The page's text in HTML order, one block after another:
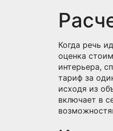
Когда речь
оценка
интерьера,
тариф за
исходя из
включает в